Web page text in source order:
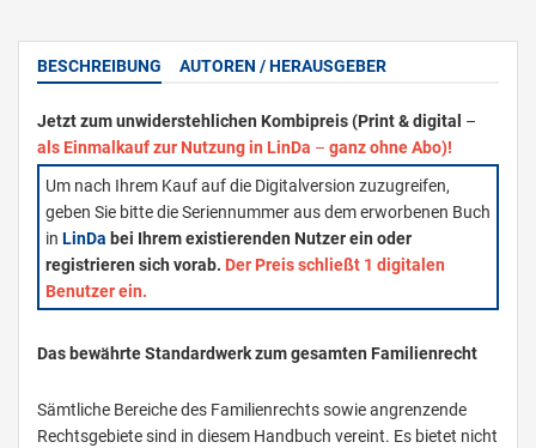
BESCHREIBUNG AUTOREN / HERAUSGEBER
Jetzt zum unwiderstehlichen Kombipreis (Print & digital –
als Einmalkauf zur Nutzung in LinDa – ganz ohne Abo)!
Um nach Ihrem Kauf auf die Digitalversion zuzugreifen,
geben Sie bitte die Seriennummer aus dem erworbenen Buch
in LinDa bei Ihrem existierenden Nutzer ein oder
registrieren sich vorab. Der Preis schließt 1 digitalen
Benutzer ein.
Das bewährte Standardwerk zum gesamten Familienrecht
Sämtliche Bereiche des Familienrechts sowie angrenzende
Rechtsgebiete sind in diesem Handbuch vereint. Es bietet nicht